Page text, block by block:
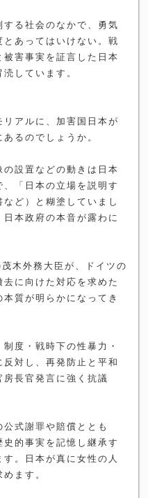
る社会のなかで、勇気
あってはいけない。戦
害事実を証言した日本
しています。
アルに、加害国日本が
るのでしょうか。
設置などの動きは日本
「日本の立場を説明す
ど）と糊塗していまし
本政府の本音が露わに
木外務大臣が、ドイツの
に向けた対応を求めた
質が明らかになってき
度・戦時下の性暴力・
対し、再発防止と平和
長官発言に強く抗議
式謝罪や賠償ととも
的事実を記憶し継承す
。日本が真に女性の人
ます。